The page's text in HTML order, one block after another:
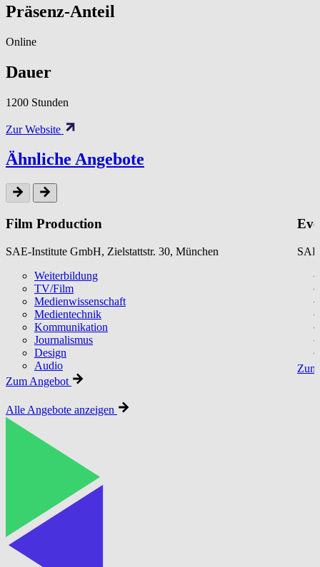
Präsenz-Anteil
Online
Dauer
1200 Stunden
Zur Website
Ähnliche Angebote
Film Production
SAE-Institute GmbH, Zielstattstr. 30, München
Weiterbildung
TV/Film
Medienwissenschaft
Medientechnik
Kommunikation
Journalismus
Design
Audio
Zum Angebot
Alle Angebote anzeigen